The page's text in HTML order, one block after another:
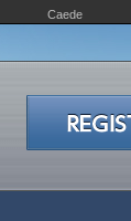
Caede